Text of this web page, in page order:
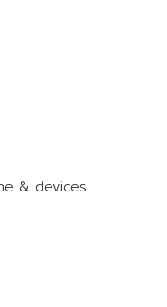
& devices